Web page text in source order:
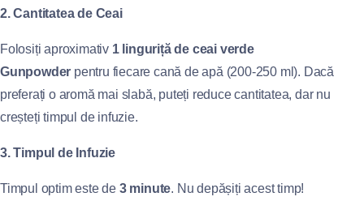
2. Cantitatea de Ceai
Folosiți aproximativ 1 linguriță de ceai verde
Gunpowder pentru fiecare cană de apă (200-250 ml). Dacă
preferați o aromă mai slabă, puteți reduce cantitatea, dar nu
creșteți timpul de infuzie.
3. Timpul de Infuzie
Timpul optim este de 3 minute. Nu depășiți acest timp!